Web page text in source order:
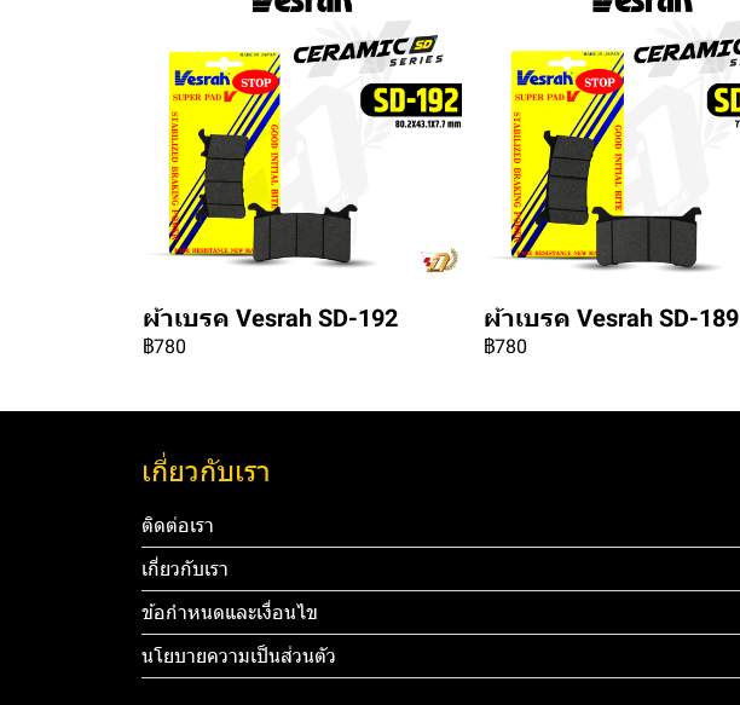
ผ้าเบรค Vesrah SD-192
฿780
ผ้าเบรค Vesrah SD-189
฿780
เกี่ยวกับเรา
ติดต่อเรา
เกี่ยวกับเรา
ข้อกำหนดและเงื่อนไข
นโยบายความเป็นส่วนตัว